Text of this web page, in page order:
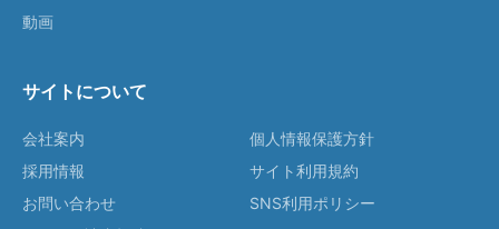
動画
サイトについて
会社案内
採用情報
お問い合わせ
個人情報保護方針
サイト利用規約
SNS利用ポリシー